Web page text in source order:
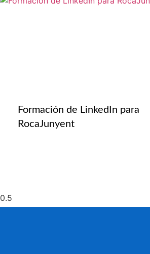
Formación de LinkedIn para
RocaJunyent